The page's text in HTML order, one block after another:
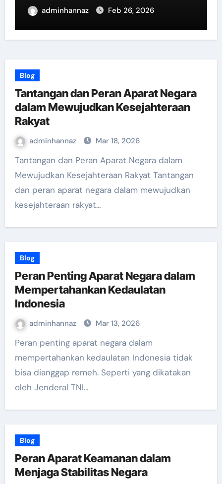
adminhannaz Feb 26, 2026
Blog
Tantangan dan Peran Aparat Negara
dalam Mewujudkan Kesejahteraan
Rakyat
adminhannaz Mar 18, 2026
Tantangan dan Peran Aparat Negara dalam
Mewujudkan Kesejahteraan Rakyat Tantangan
dan peran aparat negara dalam mewujudkan
kesejahteraan rakyat…
Blog
Peran Penting Aparat Negara dalam
Mempertahankan Kedaulatan
Indonesia
adminhannaz Mar 13, 2026
Peran penting aparat negara dalam
mempertahankan kedaulatan Indonesia tidak
bisa dianggap remeh. Seperti yang dikatakan
oleh Jenderal TNI…
Blog
Peran Aparat Keamanan dalam
Menjaga Stabilitas Negara